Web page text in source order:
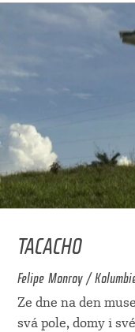
TACACHO
Felipe Monroy /
Ze dne na den
svá pole, domy i